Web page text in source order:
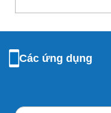
Các ứng dụng